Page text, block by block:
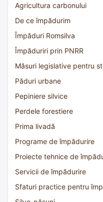
Agricultura carbonului
De ce împădurim
Împăduri Romsilva
Împăduriri prin PNRR
Măsuri legislative pentru
Păduri urbane
Pepiniere silvice
Perdele forestiere
Prima livadă
Programe de împădurire
Proiecte tehnice de
Servicii de împădurire
Sfaturi practice pentru